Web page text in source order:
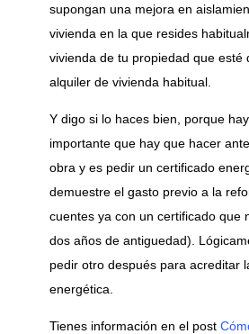
supongan una mejora en
vivienda en la que resides
vivienda de tu propiedad que esté
alquiler de vivienda habitual.
Y digo si lo haces bien, porque
importante que hay que hacer
obra y es pedir un certificado
demuestre el gasto previo a la
cuentes ya con un certificado que
dos años de antiguedad).
pedir otro después para acreditar
energética.
Tienes información en el post